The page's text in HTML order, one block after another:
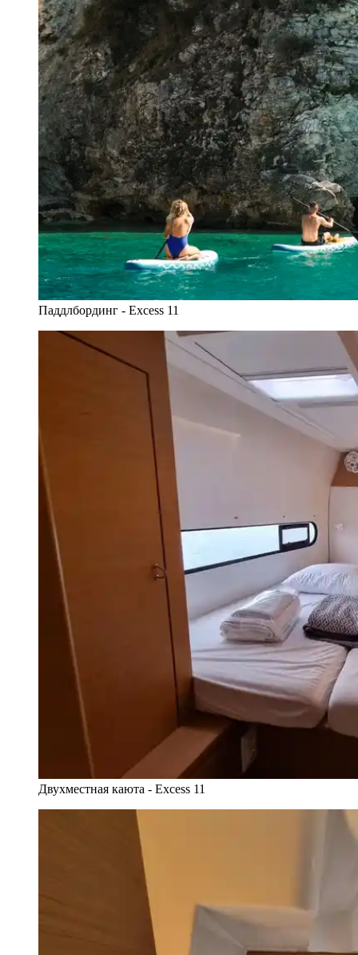
Паддлбординг - Excess 11
Двухместная каюта - Excess 11